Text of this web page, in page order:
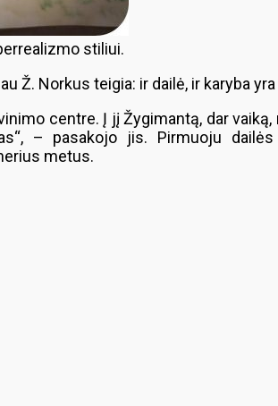
stiliui.
Ž. Norkus teigia: ir dailė, ir karyba
centre. Į jį Žygimantą, dar
– pasakojo jis. Pirmuoju
metus.